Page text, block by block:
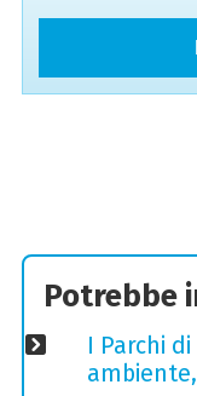
Potrebbe
I Parchi